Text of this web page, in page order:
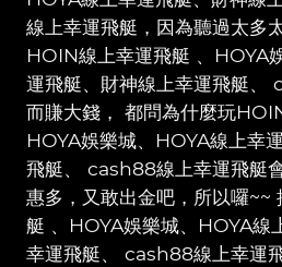
線上幸運飛艇，因為聽過太多
HOIN線上幸運飛艇 、HOYA
運飛艇、財神線上幸運飛艇、
而賺大錢， 都問為什麼玩
HOYA娛樂城、HOYA線上幸
飛艇、 cash88線上幸運飛艇
惠多，又敢出金吧，所以囉
艇 、HOYA娛樂城、HOYA線
幸運飛艇、 cash88線上幸運